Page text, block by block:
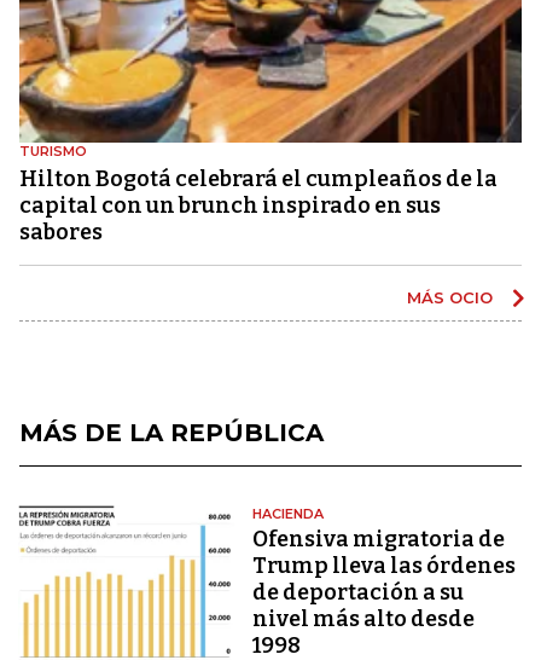
TURISMO
Hilton Bogotá celebrará el cumpleaños de la
capital con un brunch inspirado en sus
sabores
MÁS OCIO
MÁS DE LA REPÚBLICA
HACIENDA
Ofensiva migratoria de
Trump lleva las órdenes
de deportación a su
nivel más alto desde
1998